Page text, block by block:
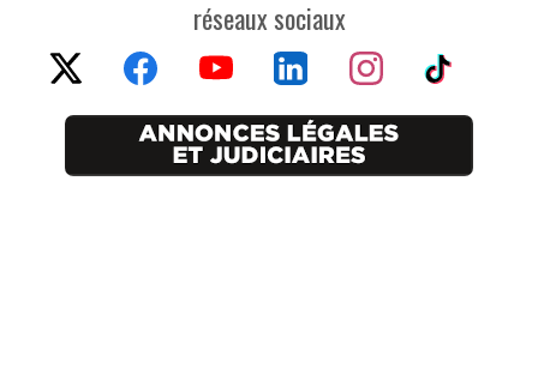
réseaux sociaux